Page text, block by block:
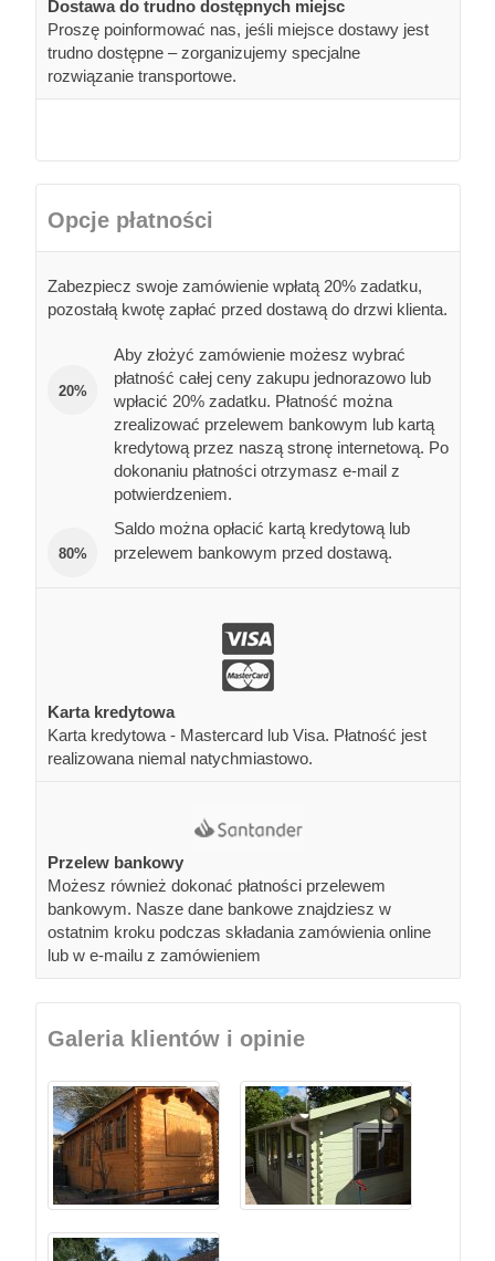
Dostawa do trudno dostępnych miejsc
Proszę poinformować nas, jeśli miejsce dostawy jest
trudno dostępne – zorganizujemy specjalne
rozwiązanie transportowe.
Opcje płatności
Zabezpiecz swoje zamówienie wpłatą 20% zadatku,
pozostałą kwotę zapłać przed dostawą do drzwi klienta.
20%
Aby złożyć zamówienie możesz wybrać
płatność całej ceny zakupu jednorazowo lub
wpłacić 20% zadatku. Płatność można
zrealizować przelewem bankowym lub kartą
kredytową przez naszą stronę internetową. Po
dokonaniu płatności otrzymasz e-mail z
potwierdzeniem.
80%
Saldo można opłacić kartą kredytową lub
przelewem bankowym przed dostawą.
Karta kredytowa
Karta kredytowa - Mastercard lub Visa. Płatność jest
realizowana niemal natychmiastowo.
Przelew bankowy
Możesz również dokonać płatności przelewem
bankowym. Nasze dane bankowe znajdziesz w
ostatnim kroku podczas składania zamówienia online
lub w e-mailu z zamówieniem
Galeria klientów i opinie